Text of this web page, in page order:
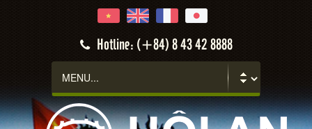
Hotline: (+84) 8 43 42 8888